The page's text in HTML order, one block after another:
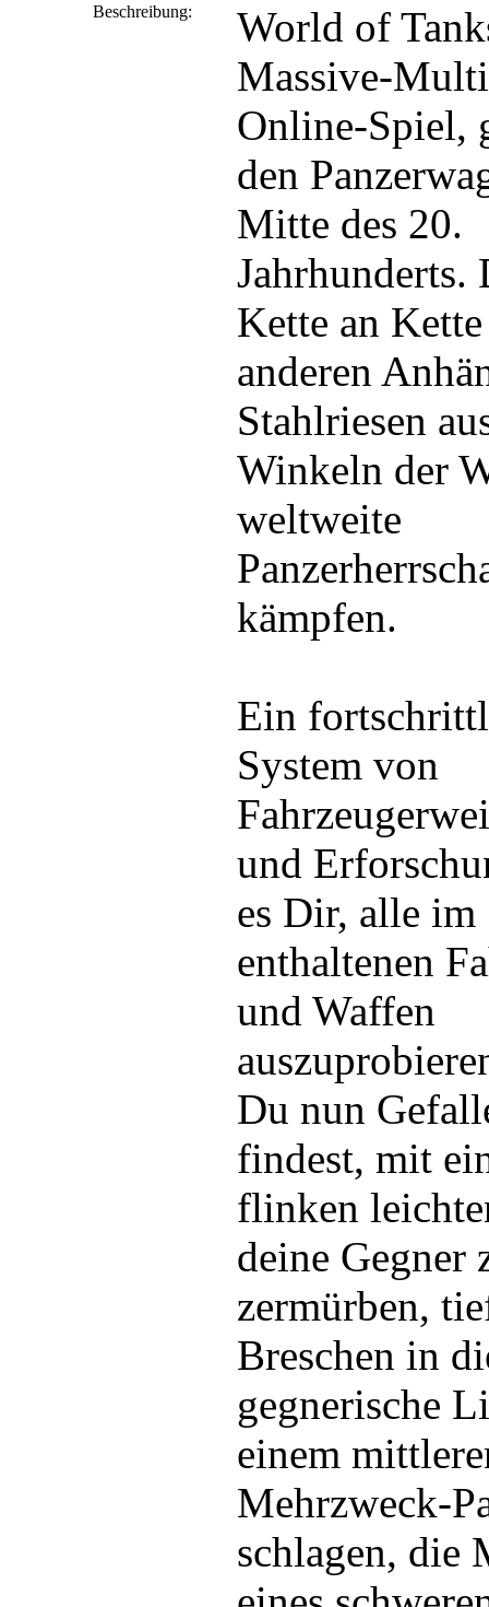
Beschreibung:
World of
Massive-
Online-Spiel,
den
Mitte des 20.
Jahrhunderts.
Kette an
anderen
Stahlriesen
Winkeln der
weltweite
kämpfen.
Ein
System von
und
es Dir, alle im
enthaltenen
und Waffen
Du nun
findest, mit
flinken
deine Gegner
zermürben,
Breschen in
gegnerische
einem
Mehrzweck-
schlagen, die